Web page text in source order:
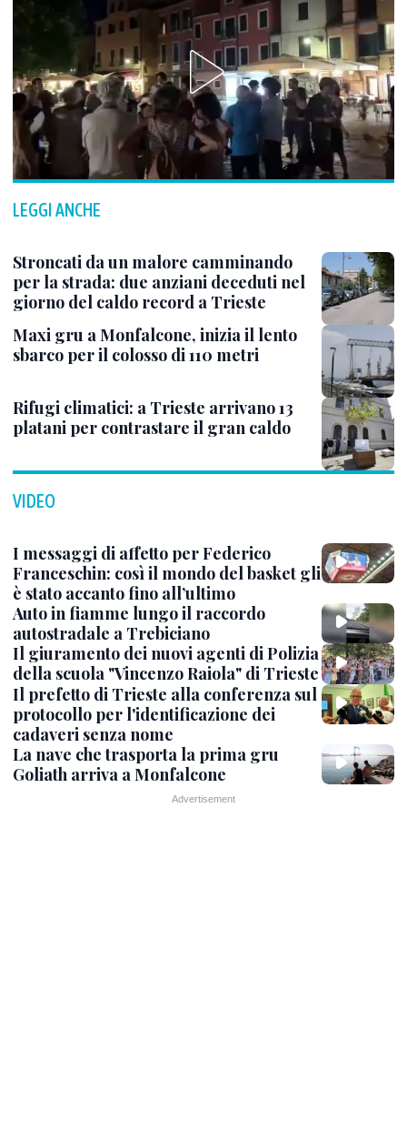
LEGGI ANCHE
Stroncati da un malore camminando
per la strada: due anziani deceduti nel
giorno del caldo record a Trieste
Maxi gru a Monfalcone, inizia il lento
sbarco per il colosso di 110 metri
Rifugi climatici: a Trieste arrivano 13
platani per contrastare il gran caldo
VIDEO
I messaggi di affetto per Federico
Franceschin: così il mondo del basket gli
è stato accanto fino all’ultimo
Auto in fiamme lungo il raccordo
autostradale a Trebiciano
Il giuramento dei nuovi agenti di Polizia
della scuola "Vincenzo Raiola" di Trieste
Il prefetto di Trieste alla conferenza sul
protocollo per l'identificazione dei
cadaveri senza nome
La nave che trasporta la prima gru
Goliath arriva a Monfalcone